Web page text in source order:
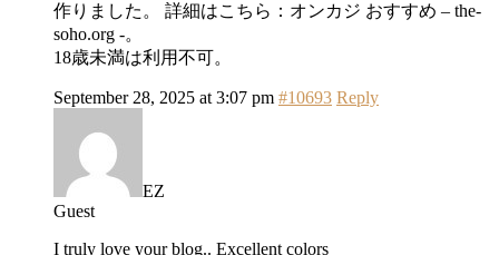
作りました。 詳細はこちら：オンカジ おすすめ – the-
soho.org -。
18歳未満は利用不可。
September 28, 2025 at 3:07 pm #10693 Reply
EZ
Guest
I truly love your blog.. Excellent colors